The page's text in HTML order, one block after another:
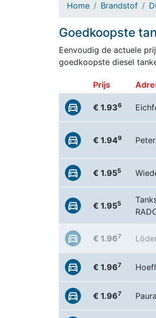
Home Brandstof
Goedkoopste
Eenvoudig de actuele
goedkoopste diesel
Prijs
€ 1.936
€ 1.949
€ 1.955
€ 1.955
€ 1.967
€ 1.967
€ 1.967